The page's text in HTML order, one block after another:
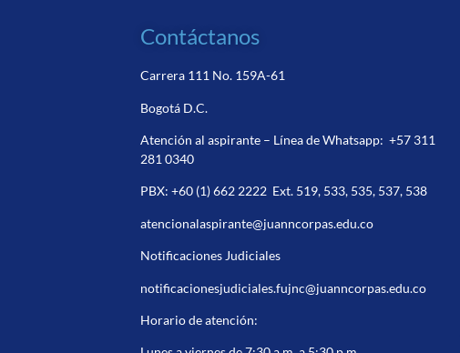
Contáctanos
Carrera 111 No. 159A-61
Bogotá D.C.
Atención al aspirante – Línea de Whatsapp:+57 311
281 0340
PBX:+60 (1) 662 2222 Ext. 519, 533, 535, 537, 538
atencionalaspirante@juanncorpas.edu.co
Notificaciones Judiciales
notificacionesjudiciales.fujnc@juanncorpas.edu.co
Horario de atención: